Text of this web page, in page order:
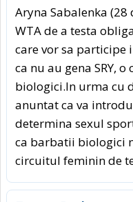
Aryna Sabalenka (28
WTA de a testa
care vor sa participe
ca nu au gena SRY,
biologici.In urma cu
anuntat ca va
determina sexul
ca barbatii biologici
circuitul feminin de